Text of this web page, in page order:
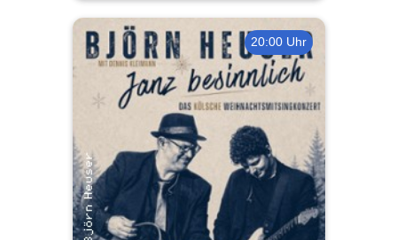
20:00 Uhr